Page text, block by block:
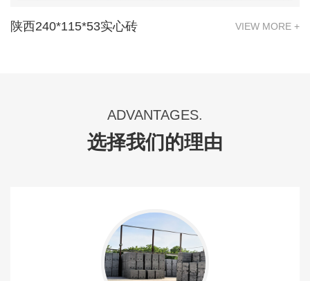
陕西240*115*53实心砖 VIEW MORE +
ADVANTAGES.
选择我们的理由